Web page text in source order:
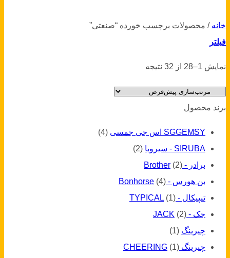
خانه / محصولات برچسب خورده “صنعتی”
فیلتر
نمایش 1–28 از 32 نتیجه
برند محصول
SGGEMSY اس جی جمسی
(4)
SIRUBA - سیروبا
(2)
برادر - Brother (2)
بن هورس - Bonhorse (4)
تیپیکال - TYPICAL (1)
جک - JACK (2)
چیرینگ (1)
چیرینگ CHEERING (1)